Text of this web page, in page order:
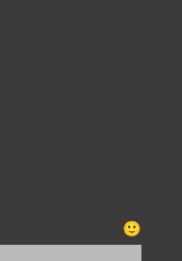
🙂